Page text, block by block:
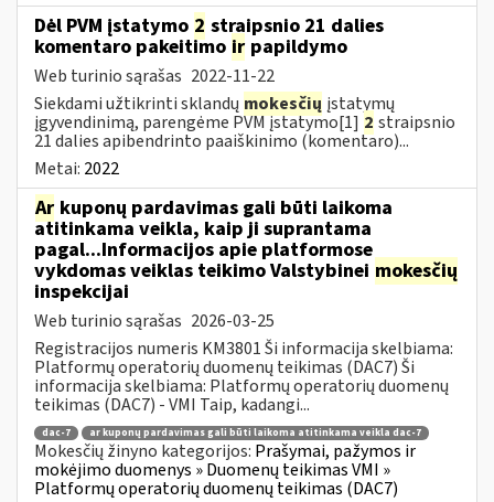
Dėl PVM įstatymo 2 straipsnio 21 dalies
komentaro pakeitimo ir papildymo
Web turinio sąrašas 2022-11-22
Siekdami užtikrinti sklandų mokesčių įstatymų
įgyvendinimą, parengėme PVM įstatymo[1] 2 straipsnio
21 dalies apibendrinto paaiškinimo (komentaro)...
Metai: 2022
Ar kuponų pardavimas gali būti laikoma
atitinkama veikla, kaip ji suprantama
pagal...Informacijos apie platformose
vykdomas veiklas teikimo Valstybinei mokesčių
inspekcijai
Web turinio sąrašas 2026-03-25
Registracijos numeris KM3801 Ši informacija skelbiama:
Platformų operatorių duomenų teikimas (DAC7) Ši
informacija skelbiama: Platformų operatorių duomenų
teikimas (DAC7) - VMI Taip, kadangi...
dac-7 ar kuponų pardavimas gali būti laikoma atitinkama veikla dac-7
Mokesčių žinyno kategorijos: Prašymai, pažymos ir
mokėjimo duomenys » Duomenų teikimas VMI »
Platformų operatorių duomenų teikimas (DAC7)